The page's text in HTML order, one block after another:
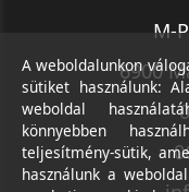
M-
6900
A weboldalunkon
sütiket használunk:
weboldal
könnyebben
teljesítmény-sütik,
használunk a